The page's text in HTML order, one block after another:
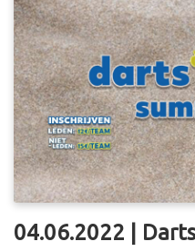
04.06.2022 |